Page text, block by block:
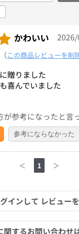
かわいい
（この商品レビューを削
贈りました
喜んでいました
が参考になったと言
参考にならなかった
＜ 1 ＞
インして レビュー
関するお問い合わせ